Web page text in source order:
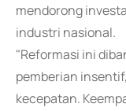
mendorong
industri nasional.
"Reformasi ini
pemberian
kecepatan.